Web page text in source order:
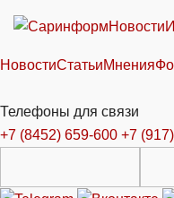
Новости
НовостиСтатьиМнения
Телефоны для связи
+7 (8452) 659-600 +7